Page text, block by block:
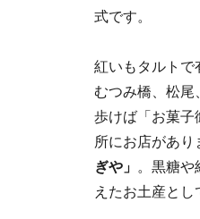
式です。
紅いもタルトで
むつみ橋、松尾
歩けば「お菓子
所にお店があ
ぎや」 。黒糖や
えたお土産とし